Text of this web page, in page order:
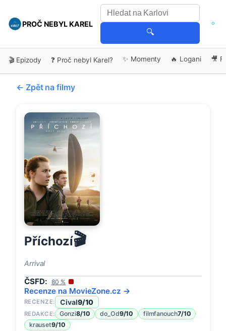
PROČ NEBYL KAREL
🔍
🎬 Epizody ❓ Proč nebyl Karel? ✨ Momenty 🔥 Logani 🎥
← Zpět na filmy
Příchozí🎬
Arrival
ČSFD: 80 %
Recenze na MovieZone.cz →
RECENZE: Cival9/10
REDAKCE: Gonzi8/10 do_Od9/10 filmfanouch7/10
krauset9/10